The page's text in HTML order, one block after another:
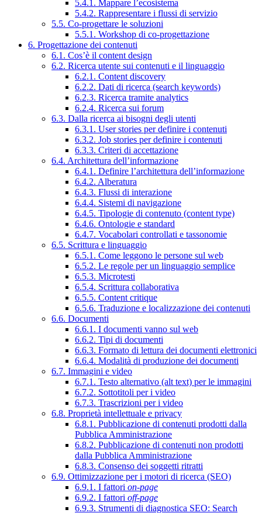
5.4.1. Mappare l’ecosistema
5.4.2. Rappresentare i flussi di servizio
5.5. Co-progettare le soluzioni
5.5.1. Workshop di co-progettazione
6. Progettazione dei contenuti
6.1. Cos’è il content design
6.2. Ricerca utente sui contenuti e il linguaggio
6.2.1. Content discovery
6.2.2. Dati di ricerca (search keywords)
6.2.3. Ricerca tramite analytics
6.2.4. Ricerca sui forum
6.3. Dalla ricerca ai bisogni degli utenti
6.3.1. User stories per definire i contenuti
6.3.2. Job stories per definire i contenuti
6.3.3. Criteri di accettazione
6.4. Architettura dell’informazione
6.4.1. Definire l’architettura dell’informazione
6.4.2. Alberatura
6.4.3. Flussi di interazione
6.4.4. Sistemi di navigazione
6.4.5. Tipologie di contenuto (content type)
6.4.6. Ontologie e standard
6.4.7. Vocabolari controllati e tassonomie
6.5. Scrittura e linguaggio
6.5.1. Come leggono le persone sul web
6.5.2. Le regole per un linguaggio semplice
6.5.3. Microtesti
6.5.4. Scrittura collaborativa
6.5.5. Content critique
6.5.6. Traduzione e localizzazione dei contenuti
6.6. Documenti
6.6.1. I documenti vanno sul web
6.6.2. Tipi di documenti
6.6.3. Formato di lettura dei documenti elettronici
6.6.4. Modalità di produzione dei documenti
6.7. Immagini e video
6.7.1. Testo alternativo (alt text) per le immagini
6.7.2. Sottotitoli per i video
6.7.3. Trascrizioni per i video
6.8. Proprietà intellettuale e privacy
6.8.1. Pubblicazione di contenuti prodotti dalla
Pubblica Amministrazione
6.8.2. Pubblicazione di contenuti non prodotti
dalla Pubblica Amministrazione
6.8.3. Consenso dei soggetti ritratti
6.9. Ottimizzazione per i motori di ricerca (SEO)
6.9.1. I fattori on-page
6.9.2. I fattori off-page
6.9.3. Strumenti di diagnostica SEO: Search